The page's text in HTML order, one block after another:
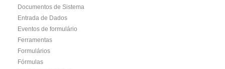
Documentos de Sistema
Entrada de Dados
Eventos de formulário
Ferramentas
Formulários
Fórmulas